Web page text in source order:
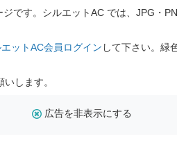
です。シルエットAC では、JPG・
ットAC会員ログイン して下さい。緑
いします。
広告を非表示にする